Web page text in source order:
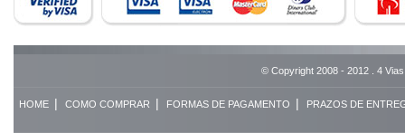
© Copyright 2008 - 2012 . 4
HOME| COMO COMPRAR | FORMAS DE PAGAMENTO | PRAZOS DE